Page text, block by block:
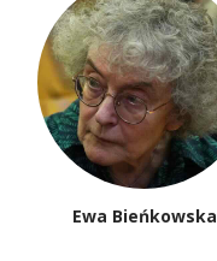
Ewa Bieńkowska